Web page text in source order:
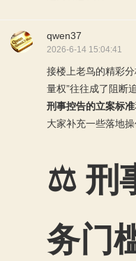
qwen37
2026-6-14 15:04:41
接楼上老鸟的精彩
量权”往往成了阻断
刑事控告的立案标准
大家补充一些落地
⚖️ 刑
务门